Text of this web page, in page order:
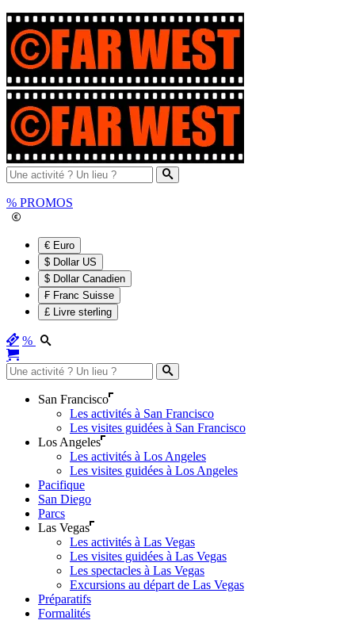
% PROMOS
€ Euro
$ Dollar US
$ Dollar Canadien
₣ Franc Suisse
£ Livre sterling
%
San Francisco
Les activités à San Francisco
Les visites guidées à San Francisco
Los Angeles
Les activités à Los Angeles
Les visites guidées à Los Angeles
Pacifique
San Diego
Parcs
Las Vegas
Les activités à Las Vegas
Les visites guidées à Las Vegas
Les spectacles à Las Vegas
Excursions au départ de Las Vegas
Préparatifs
Formalités